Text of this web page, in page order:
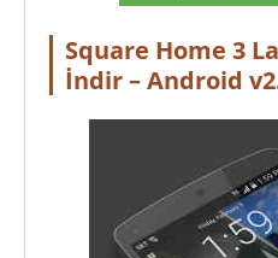
Square Home 3
İndir – Android